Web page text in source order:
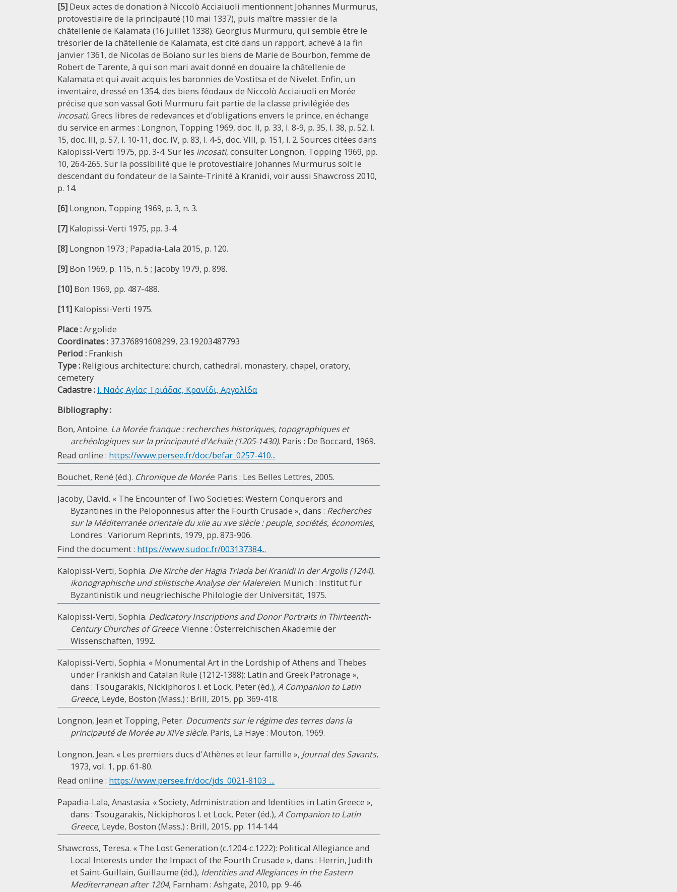
[5] Deux actes de donation à Niccolò Acciaiuoli mentionnent Johannes Murmurus,
protovestiaire de la principauté (10 mai 1337), puis maître massier de la
châtellenie de Kalamata (16 juillet 1338). Georgius Murmuru, qui semble être le
trésorier de la châtellenie de Kalamata, est cité dans un rapport, achevé à la fin
janvier 1361, de Nicolas de Boiano sur les biens de Marie de Bourbon, femme de
Robert de Tarente, à qui son mari avait donné en douaire la châtellenie de
Kalamata et qui avait acquis les baronnies de Vostitsa et de Nivelet. Enfin, un
inventaire, dressé en 1354, des biens féodaux de Niccolò Acciaiuoli en Morée
précise que son vassal Goti Murmuru fait partie de la classe privilégiée des
incosati, Grecs libres de redevances et d’obligations envers le prince, en échange
du service en armes : Longnon, Topping 1969, doc. II, p. 33, l. 8-9, p. 35, l. 38, p. 52, l.
15, doc. III, p. 57, l. 10-11, doc. IV, p. 83, l. 4-5, doc. VIII, p. 151, l. 2. Sources citées dans
Kalopissi-Verti 1975, pp. 3-4. Sur les incosati, consulter Longnon, Topping 1969, pp.
10, 264-265. Sur la possibilité que le protovestiaire Johannes Murmurus soit le
descendant du fondateur de la Sainte-Trinité à Kranidi, voir aussi Shawcross 2010,
p. 14.
[6] Longnon, Topping 1969, p. 3, n. 3.
[7] Kalopissi-Verti 1975, pp. 3-4.
[8] Longnon 1973 ; Papadia-Lala 2015, p. 120.
[9] Bon 1969, p. 115, n. 5 ; Jacoby 1979, p. 898.
[10] Bon 1969, pp. 487-488.
[11] Kalopissi-Verti 1975.
Place :Argolide
Coordinates :37.376891608299, 23.19203487793
Period : Frankish
Type : Religious architecture: church, cathedral, monastery, chapel, oratory,
cemetery
Cadastre : Ι. Ναός Αγίας Τριάδας, Κρανίδι, Αργολίδα
Bibliography :
Bon, Antoine. La Morée franque : recherches historiques, topographiques et
archéologiques sur la principauté d'Achaïe (1205-1430). Paris : De Boccard, 1969.
Read online : https://www.persee.fr/doc/befar_0257-410...
Bouchet, René (éd.). Chronique de Morée. Paris : Les Belles Lettres, 2005.
Jacoby, David. « The Encounter of Two Societies: Western Conquerors and
Byzantines in the Peloponnesus after the Fourth Crusade », dans : Recherches
sur la Méditerranée orientale du xiie au xve siècle : peuple, sociétés, économies,
Londres : Variorum Reprints, 1979, pp. 873-906.
Find the document : https://www.sudoc.fr/003137384...
Kalopissi-Verti, Sophia. Die Kirche der Hagia Triada bei Kranidi in der Argolis (1244).
ikonographische und stilistische Analyse der Malereien. Munich : Institut für
Byzantinistik und neugriechische Philologie der Universität, 1975.
Kalopissi-Verti, Sophia. Dedicatory Inscriptions and Donor Portraits in Thirteenth-
Century Churches of Greece. Vienne : Österreichischen Akademie der
Wissenschaften, 1992.
Kalopissi-Verti, Sophia. « Monumental Art in the Lordship of Athens and Thebes
under Frankish and Catalan Rule (1212-1388): Latin and Greek Patronage »,
dans : Tsougarakis, Nickiphoros I. et Lock, Peter (éd.), A Companion to Latin
Greece, Leyde, Boston (Mass.) : Brill, 2015, pp. 369-418.
Longnon, Jean et Topping, Peter. Documents sur le régime des terres dans la
principauté de Morée au XIVe siècle. Paris, La Haye : Mouton, 1969.
Longnon, Jean. « Les premiers ducs d'Athènes et leur famille », Journal des Savants,
1973, vol. 1, pp. 61-80.
Read online : https://www.persee.fr/doc/jds_0021-8103_...
Papadia-Lala, Anastasia. « Society, Administration and Identities in Latin Greece »,
dans : Tsougarakis, Nickiphoros I. et Lock, Peter (éd.), A Companion to Latin
Greece, Leyde, Boston (Mass.) : Brill, 2015, pp. 114-144.
Shawcross, Teresa. « The Lost Generation (c.1204-c.1222): Political Allegiance and
Local Interests under the Impact of the Fourth Crusade », dans : Herrin, Judith
et Saint-Guillain, Guillaume (éd.), Identities and Allegiances in the Eastern
Mediterranean after 1204, Farnham : Ashgate, 2010, pp. 9-46.